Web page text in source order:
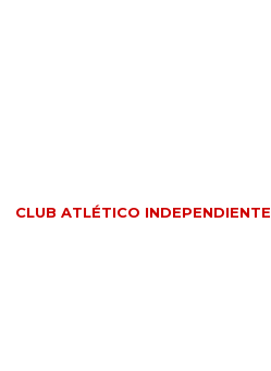
CLUB ATLÉTICO INDEPENDIENTE